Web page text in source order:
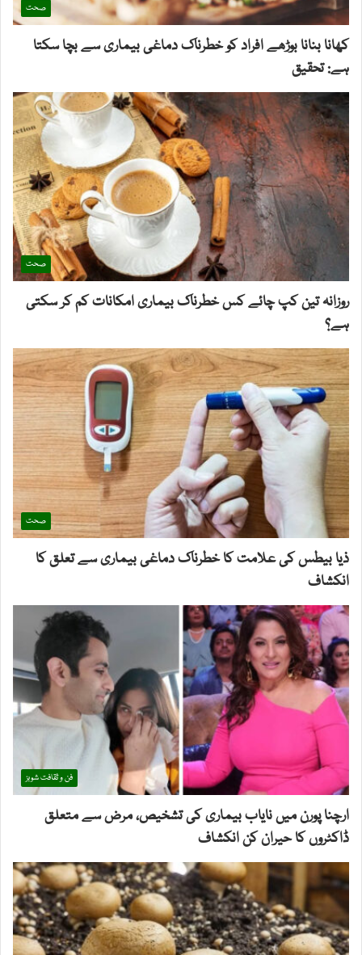
صحت
کھانا بنانا بوڑھے افراد کو خطرناک دماغی بیماری سے بچا سکتا
ہے: تحقیق
صحت
روزانہ تین کپ چائے کس خطرناک بیماری امکانات کم کر سکتی
ہے؟
صحت
ذیا بیطس کی علامت کا خطرناک دماغی بیماری سے تعلق کا
انکشاف
فن و ثقافت شوبز
ارچنا پورن میں نایاب بیماری کی تشخیص، مرض سے متعلق
ڈاکٹروں کا حیران کن انکشاف